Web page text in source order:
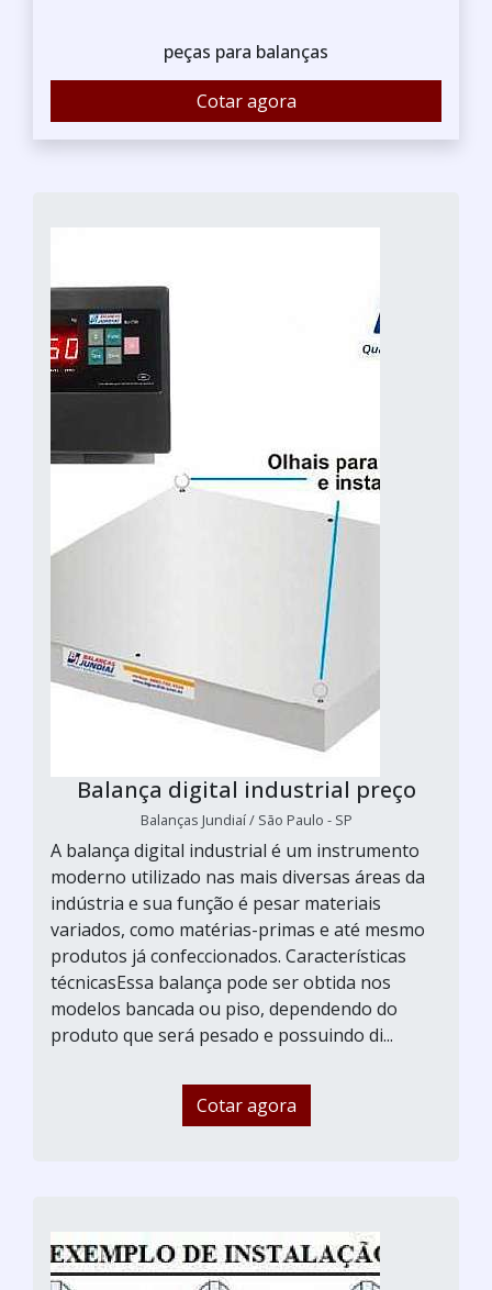
peças para balanças
Cotar agora
Balança digital industrial preço
Balanças Jundiaí / São Paulo - SP
A balança digital industrial é um instrumento
moderno utilizado nas mais diversas áreas da
indústria e sua função é pesar materiais
variados, como matérias-primas e até mesmo
produtos já confeccionados. Características
técnicasEssa balança pode ser obtida nos
modelos bancada ou piso, dependendo do
produto que será pesado e possuindo di...
Cotar agora